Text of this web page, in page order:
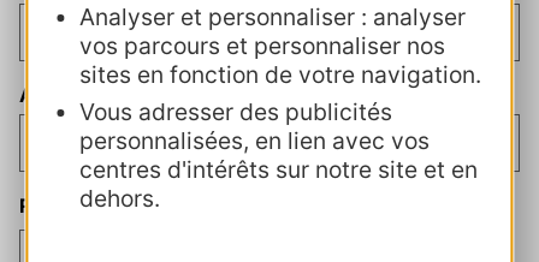
Analyser et personnaliser : analyser
vos parcours et personnaliser nos
sites en fonction de votre navigation.
Vous adresser des publicités
personnalisées, en lien avec vos
centres d'intérêts sur notre site et en
dehors.
Adresse e-mail de la direction
RGPD et règlement intérieur